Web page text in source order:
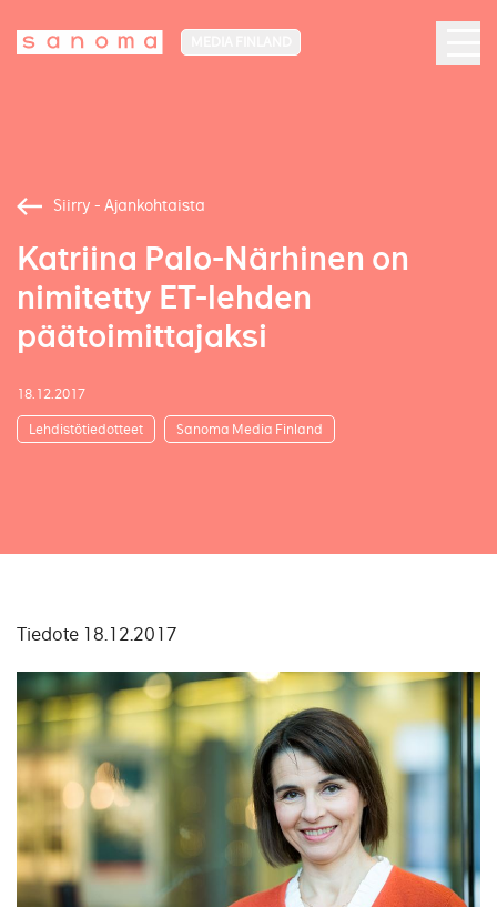
Siirry - Ajankohtaista
Katriina Palo-Närhinen on
nimitetty ET-lehden
päätoimittajaksi
18.12.2017
Lehdistötiedotteet Sanoma Media Finland
Tiedote 18.12.2017